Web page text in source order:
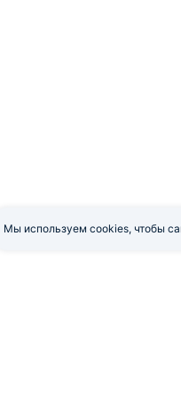
Мы используем cookies, чтобы